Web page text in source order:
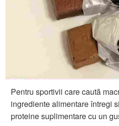
Pentru sportivii care caută
ingrediente alimentare întregi
proteine suplimentare cu un